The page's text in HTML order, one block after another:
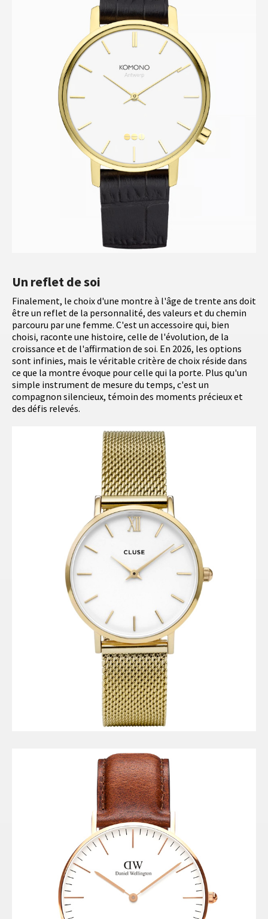
Un reflet de soi
Finalement, le choix d'une montre à l'âge de trente ans doit
être un reflet de la personnalité, des valeurs et du chemin
parcouru par une femme. C'est un accessoire qui, bien
choisi, raconte une histoire, celle de l'évolution, de la
croissance et de l'affirmation de soi. En 2026, les options
sont infinies, mais le véritable critère de choix réside dans
ce que la montre évoque pour celle qui la porte. Plus qu'un
simple instrument de mesure du temps, c'est un
compagnon silencieux, témoin des moments précieux et
des défis relevés.